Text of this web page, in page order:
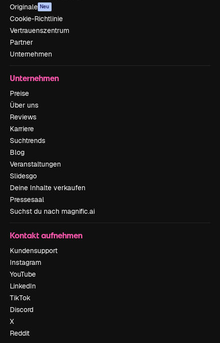
Originale Neu
Cookie-Richtlinie
Vertrauenszentrum
Partner
Unternehmen
Unternehmen
Preise
Über uns
Reviews
Karriere
Suchtrends
Blog
Veranstaltungen
Slidesgo
Deine Inhalte verkaufen
Pressesaal
Suchst du nach magnific.ai
Kontakt aufnehmen
Kundensupport
Instagram
YouTube
LinkedIn
TikTok
Discord
X
Reddit